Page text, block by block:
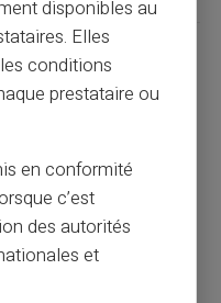
une arnaque qui
particuliers
disponibles au
Elles
conditions
prestataire ou
en conformité
c’est
des autorités
et